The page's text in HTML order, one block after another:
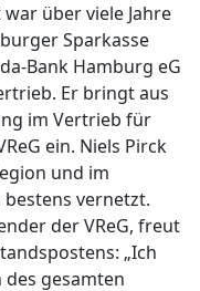
über viele Jahre
Sparkasse
Bank Hamburg eG
Er bringt aus
im Vertrieb für
ein. Niels Pirck
und im
vernetzt.
der VReG, freut
„Ich
gesamten